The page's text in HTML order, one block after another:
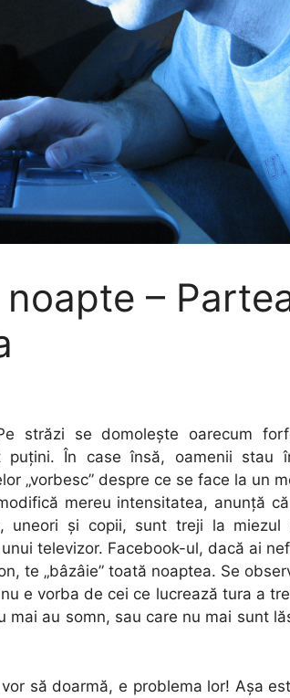
–
străzi se domolește oarecum
puțini. În case însă, oamenii stau
„vorbesc” despre ce se face la un
mereu intensitatea, anunță
uneori și copii, sunt treji la miezul
televizor. Facebook-ul, dacă ai
te „bâzâie” toată noaptea. Se
e vorba de cei ce lucrează tura a
au somn, sau care nu mai sunt
să doarmă, e problema lor! Așa